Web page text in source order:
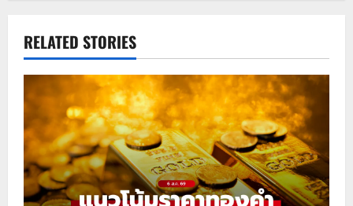
a
v
i
g
a
RELATED STORIES